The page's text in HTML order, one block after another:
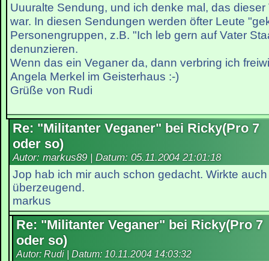
Uuuralte Sendung, und ich denke mal, das
war. In diesen Sendungen werden öfter Leute
Personengruppen, z.B. "Ich leb gern auf Vater
denunzieren.
Wenn das ein Veganer da, dann verbring ich
Angela Merkel im Geisterhaus :-)
Grüße von Rudi
Re: "Militanter Veganer" bei Ricky(Pro 7
oder so)
Autor: markus89 | Datum: 05.11.2004 21:01:18
Jop hab ich mir auch schon gedacht. Wirkte
überzeugend.
markus
Re: "Militanter Veganer" bei Ricky(Pro 7
oder so)
Autor: Rudi | Datum: 10.11.2004 14:03:32